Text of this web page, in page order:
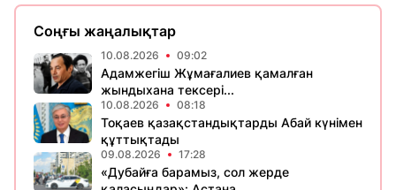
Соңғы жаңалықтар
10.08.2026 09:02
Адамжегіш Жұмағалиев қамалған
жындыхана тексері...
10.08.2026 08:18
Тоқаев қазақстандықтарды Абай күнімен
құттықтады
09.08.2026 17:28
«Дубайға барамыз, сол жерде